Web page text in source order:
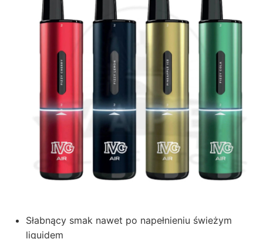
Słabnący smak nawet po napełnieniu świeżym
liquidem